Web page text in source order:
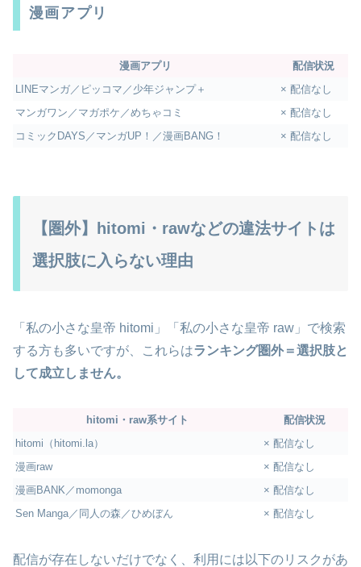
漫画アプリ
漫画アプリ
配信状況
LINEマンガ／ピッコマ／少年ジャンプ＋
× 配信なし
マンガワン／マガポケ／めちゃコミ
× 配信なし
コミックDAYS／マンガUP！／漫画BANG！
× 配信なし
【圏外】hitomi・rawなどの違法サイトは
選択肢に入らない理由
「私の小さな皇帝 hitomi」「私の小さな皇帝 raw」で検索
する方も多いですが、これらはランキング圏外＝選択肢と
して成立しません。
hitomi・raw系サイト
配信状況
hitomi（hitomi.la）
× 配信なし
漫画raw
× 配信なし
漫画BANK／momonga
× 配信なし
Sen Manga／同人の森／ひめぼん
× 配信なし
配信が存在しないだけでなく、利用には以下のリスクがあ